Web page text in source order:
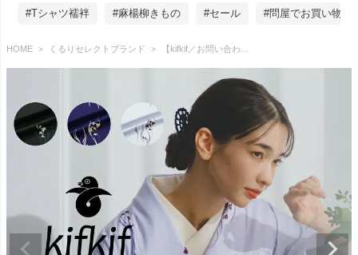
#Tシャツ襦袢 #麻楊柳きもの #セール #問屋でお買い物
HOME くるりセレクトブランド 【kifkif／お問い合わせ商品】反物＋仕立て 全3色 東レシルック小紋 花立涌 お仕立て代込み くるり